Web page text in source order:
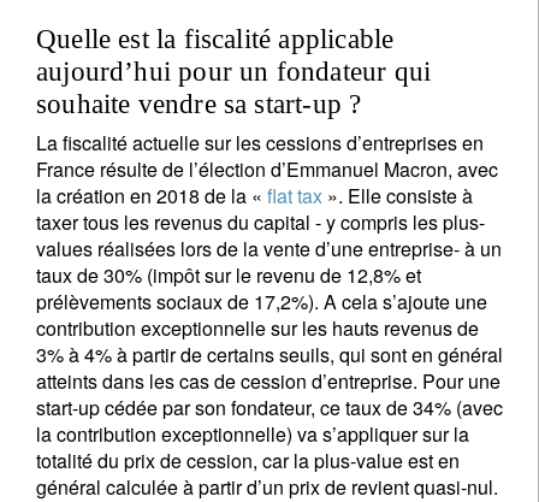
Quelle est la fiscalité applicable
aujourd’hui pour un fondateur qui
souhaite vendre sa start-up ?
La fiscalité actuelle sur les cessions d’entreprises en
France résulte de l’élection d’Emmanuel Macron, avec
la création en 2018 de la « flat tax ». Elle consiste à
taxer tous les revenus du capital - y compris les plus-
values réalisées lors de la vente d’une entreprise- à un
taux de 30% (impôt sur le revenu de 12,8% et
prélèvements sociaux de 17,2%). A cela s’ajoute une
contribution exceptionnelle sur les hauts revenus de
3% à 4% à partir de certains seuils, qui sont en général
atteints dans les cas de cession d’entreprise. Pour une
start-up cédée par son fondateur, ce taux de 34% (avec
la contribution exceptionnelle) va s’appliquer sur la
totalité du prix de cession, car la plus-value est en
général calculée à partir d’un prix de revient quasi-nul.